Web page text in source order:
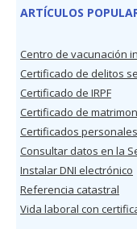
ARTÍCULOS
Centro de vacunación
Certificado de delitos
Certificado de IRPF
Certificado de
Certificados personales
Consultar datos en la
Instalar DNI electrónico
Referencia catastral
Vida laboral con